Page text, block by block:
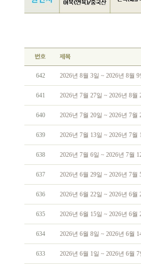
642 2026년 8월 3일 ~ 2026년 8월
641 2026년 7월 27일 ~ 2026년 8월
640 2026년 7월 20일 ~ 2026년 7월
639 2026년 7월 13일 ~ 2026년 7월
638 2026년 7월 6일 ~ 2026년 7월
637 2026년 6월 29일 ~ 2026년 7월
636 2026년 6월 22일 ~ 2026년 6월
635 2026년 6월 15일 ~ 2026년 6월
634 2026년 6월 8일 ~ 2026년 6월
633 2026년 6월 1일 ~ 2026년 6월